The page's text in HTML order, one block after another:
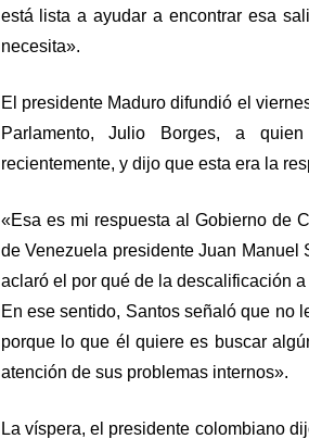
está lista a ayudar a encontrar esa
necesita».
El presidente Maduro difundió el
Parlamento, Julio Borges, a
recientemente, y dijo que esta era la
«Esa es mi respuesta al Gobierno de
de Venezuela presidente Juan Manuel
aclaró el por qué de la descalificación
En ese sentido, Santos señaló que no
porque lo que él quiere es buscar
atención de sus problemas internos».
La víspera, el presidente colombiano